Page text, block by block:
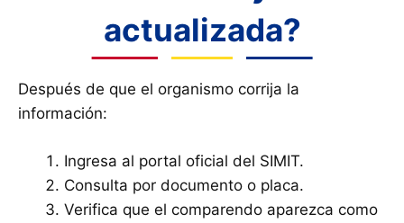
actualizada?
Después de que el organismo corrija la
información:
Ingresa al portal oficial del SIMIT.
Consulta por documento o placa.
Verifica que el comparendo aparezca como